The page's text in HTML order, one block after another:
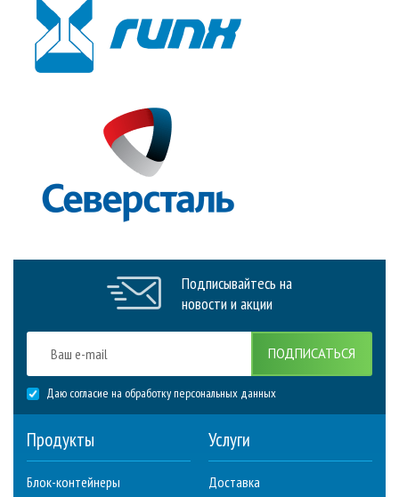
Подписывайтесь на
новости и акции
ПОДПИСАТЬСЯ
Даю согласие на обработку персональных данных
Продукты
Блок-контейнеры
Услуги
Доставка